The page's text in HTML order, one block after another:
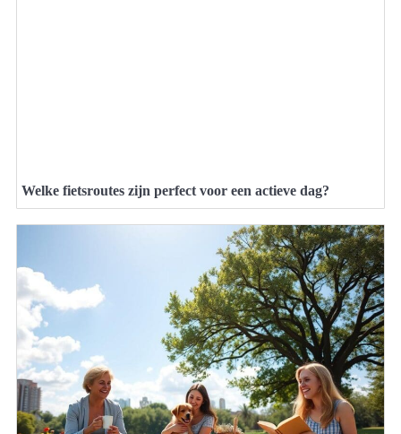
Welke fietsroutes zijn perfect voor een actieve dag?